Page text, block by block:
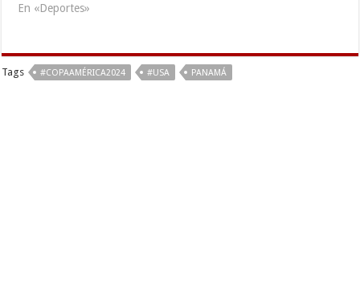
En «Deportes»
Tags #COPAAMÉRICA2024 #USA PANAMÁ